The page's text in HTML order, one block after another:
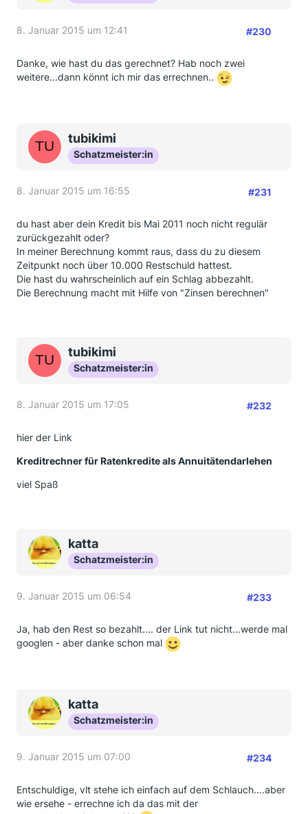
8. Januar 2015 um 12:41 #230
Danke, wie hast du das gerechnet? Hab noch zwei
weitere...dann könnt ich mir das errechnen..
tubikimi
Schatzmeister:in
8. Januar 2015 um 16:55 #231
du hast aber dein Kredit bis Mai 2011 noch nicht regulär
zurückgezahlt oder?
In meiner Berechnung kommt raus, dass du zu diesem
Zeitpunkt noch über 10.000 Restschuld hattest.
Die hast du wahrscheinlich auf ein Schlag abbezahlt.
Die Berechnung macht mit Hilfe von "Zinsen berechnen"
tubikimi
Schatzmeister:in
8. Januar 2015 um 17:05 #232
hier der Link
Kreditrechner für Ratenkredite als Annuitätendarlehen
viel Spaß
katta
Schatzmeister:in
9. Januar 2015 um 06:54 #233
Ja, hab den Rest so bezahlt.... der Link tut nicht...werde mal
googlen - aber danke schon mal
katta
Schatzmeister:in
9. Januar 2015 um 07:00 #234
Entschuldige, vlt stehe ich einfach auf dem Schlauch....aber
wie ersehe - errechne ich da das mit der